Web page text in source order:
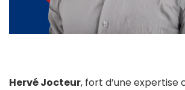
Hervé Jocteur, fort d’une expertise